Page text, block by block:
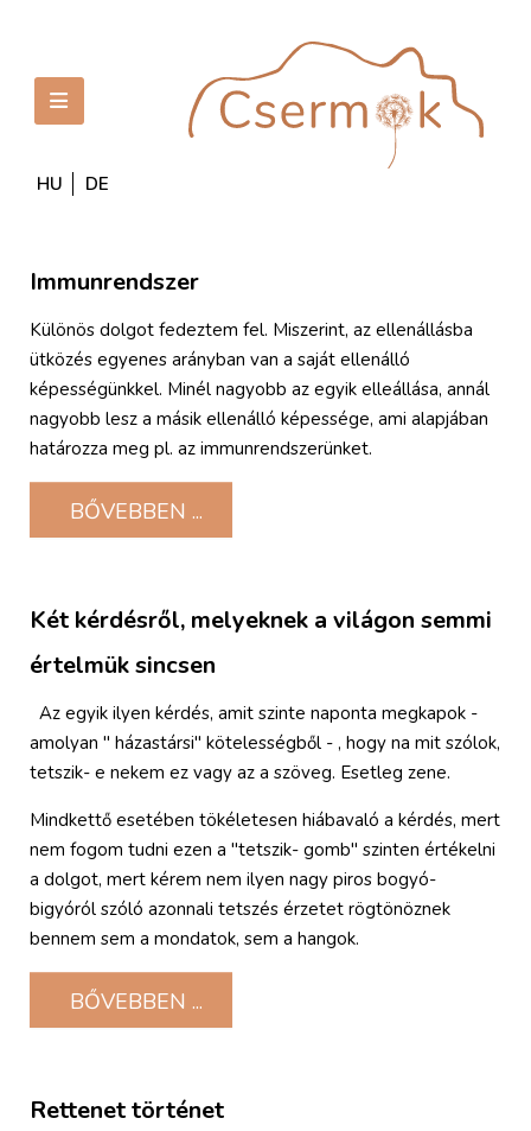
HU DE
Immunrendszer
Különös dolgot fedeztem fel. Miszerint, az ellenállásba
ütközés egyenes arányban van a saját ellenálló
képességünkkel. Minél nagyobb az egyik elleállása, annál
nagyobb lesz a másik ellenálló képessége, ami alapjában
határozza meg pl. az immunrendszerünket.
BŐVEBBEN ...
Két kérdésről, melyeknek a világon semmi
értelmük sincsen
Az egyik ilyen kérdés, amit szinte naponta megkapok -
amolyan " házastársi" kötelességből - , hogy na mit szólok,
tetszik- e nekem ez vagy az a szöveg. Esetleg zene.
Mindkettő esetében tökéletesen hiábavaló a kérdés, mert
nem fogom tudni ezen a "tetszik- gomb" szinten értékelni
a dolgot, mert kérem nem ilyen nagy piros bogyó-
bigyóról szóló azonnali tetszés érzetet rögtönöznek
bennem sem a mondatok, sem a hangok.
BŐVEBBEN ...
Rettenet történet